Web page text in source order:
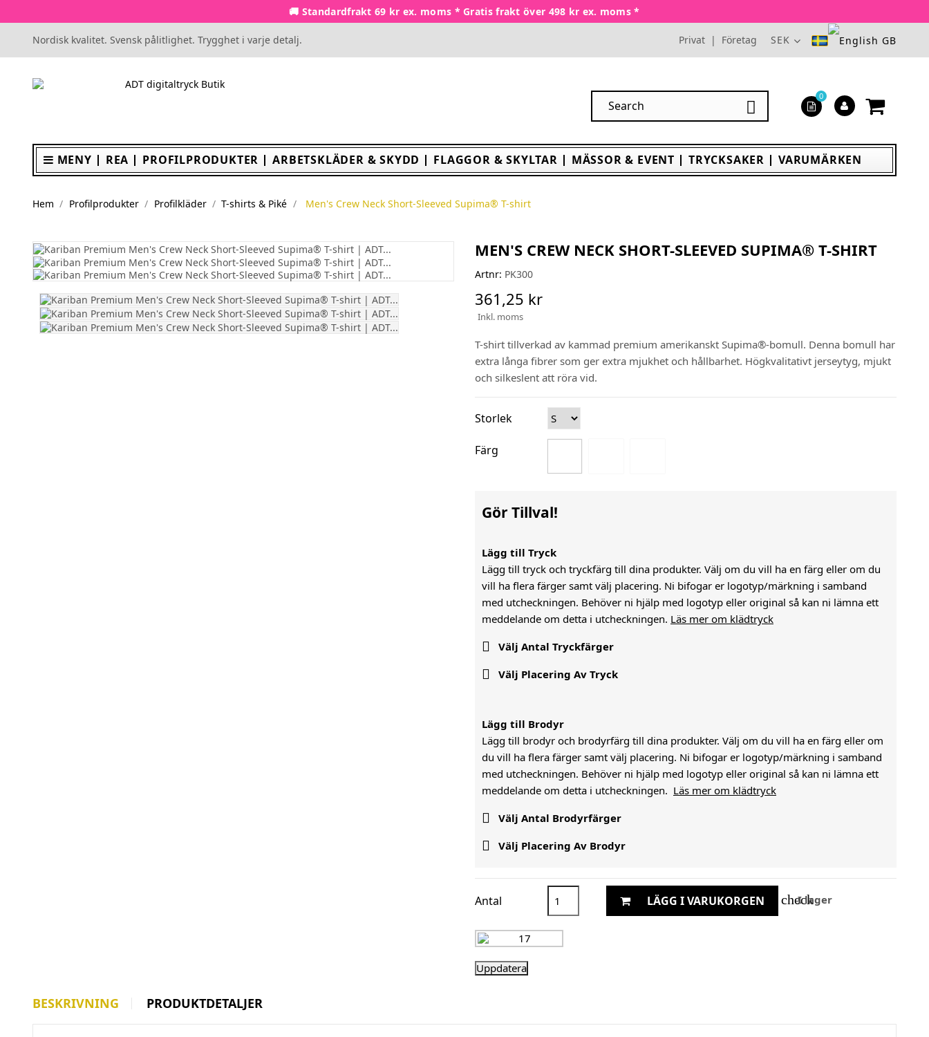
🚚 Standardfrakt 69 kr ex. moms * Gratis frakt över 498 kr ex. moms *
Nordisk kvalitet. Svensk pålitlighet. Trygghet i varje detalj. Privat | Företag SEK

0
MENY REA PROFILPRODUKTER ARBETSKLÄDER & SKYDD FLAGGOR & SKYLTAR MÄSSOR & EVENT TRYCKSAKER VARUMÄRKEN
Hem Profilprodukter Profilkläder T-shirts & Piké Men's Crew Neck Short-Sleeved Supima® T-shirt
MEN'S CREW NECK SHORT-SLEEVED SUPIMA® T-SHIRT
Artnr: PK300
361,25 kr
Inkl. moms
T-shirt tillverkad av kammad premium amerikanskt Supima®-bomull. Denna bomull har
extra långa fibrer som ger extra mjukhet och hållbarhet. Högkvalitativt jerseytyg, mjukt
och silkeslent att röra vid.
Storlek
Färg
Gör Tillval!
Lägg till Tryck
Lägg till tryck och tryckfärg till dina produkter. Välj om du vill ha en färg eller om du
vill ha flera färger samt välj placering. Ni bifogar er logotyp/märkning i samband
med utcheckningen. Behöver ni hjälp med logotyp eller original så kan ni lämna ett
meddelande om detta i utcheckningen. Läs mer om klädtryck
 Välj Antal Tryckfärger
 Välj Placering Av Tryck
Lägg till Brodyr
Lägg till brodyr och brodyrfärg till dina produkter. Välj om du vill ha en färg eller om
du vill ha flera färger samt välj placering. Ni bifogar er logotyp/märkning i samband
med utcheckningen. Behöver ni hjälp med logotyp eller original så kan ni lämna ett
meddelande om detta i utcheckningen. Läs mer om klädtryck
 Välj Antal Brodyrfärger
 Välj Placering Av Brodyr
Antal LÄGG I VARUKORGEN check
I lager
BESKRIVNING PRODUKTDETALJER